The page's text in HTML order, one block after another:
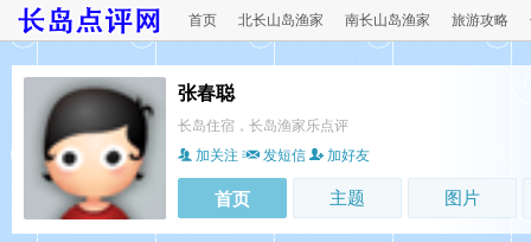
首页 北长山岛渔家 南长山岛渔家 旅游攻略
张春聪
长岛住宿，长岛渔家乐点评
加关注
发短信 加好友
首页 主题 图片